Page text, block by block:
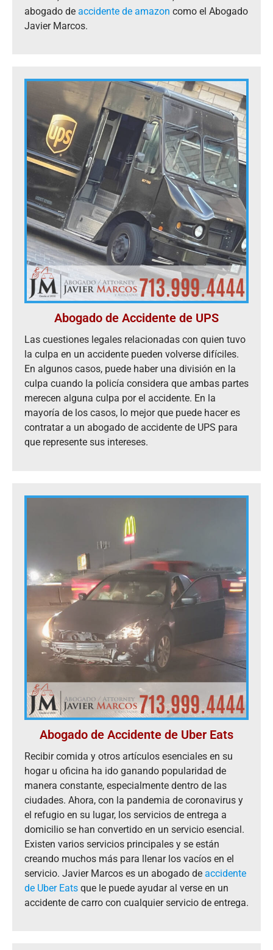
abogado de accidente de amazon como el Abogado
Javier Marcos.
Abogado de Accidente de UPS
Las cuestiones legales relacionadas con quien tuvo
la culpa en un accidente pueden volverse difíciles.
En algunos casos, puede haber una división en la
culpa cuando la policía considera que ambas partes
merecen alguna culpa por el accidente. En la
mayoría de los casos, lo mejor que puede hacer es
contratar a un abogado de accidente de UPS para
que represente sus intereses.
Abogado de Accidente de Uber Eats
Recibir comida y otros artículos esenciales en su
hogar u oficina ha ido ganando popularidad de
manera constante, especialmente dentro de las
ciudades. Ahora, con la pandemia de coronavirus y
el refugio en su lugar, los servicios de entrega a
domicilio se han convertido en un servicio esencial.
Existen varios servicios principales y se están
creando muchos más para llenar los vacíos en el
servicio. Javier Marcos es un abogado de accidente
de Uber Eats que le puede ayudar al verse en un
accidente de carro con cualquier servicio de entrega.